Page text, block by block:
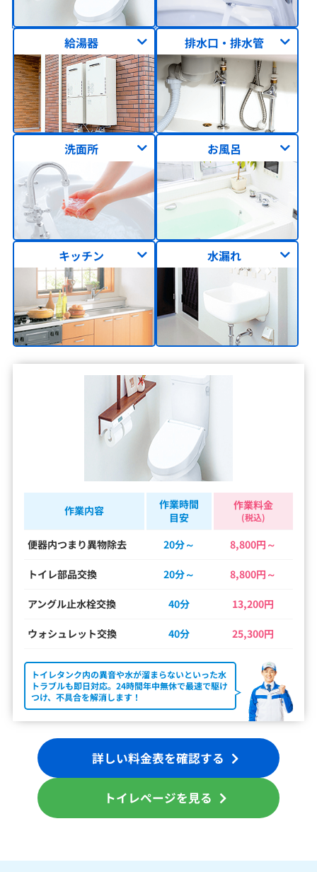
給湯器 排水口・排水管
洗面所 お風呂
キッチン 水漏れ
作業内容
作業時間
目安
作業料金
(税込)
便器内つまり異物除去 20分～ 8,800円～
トイレ部品交換 20分～ 8,800円～
アングル止水栓交換 40分 13,200円
ウォシュレット交換 40分 25,300円
トイレタンク内の異音や水が溜まらないといった水
トラブルも即日対応。24時間年中無休で最速で駆け
つけ、不具合を解消します！
詳しい料金表を確認する
トイレページを見る